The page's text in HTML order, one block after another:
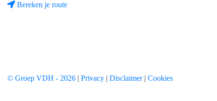
Bereken je route
© Groep VDH - 2026 | Privacy | Disclaimer | Cookies